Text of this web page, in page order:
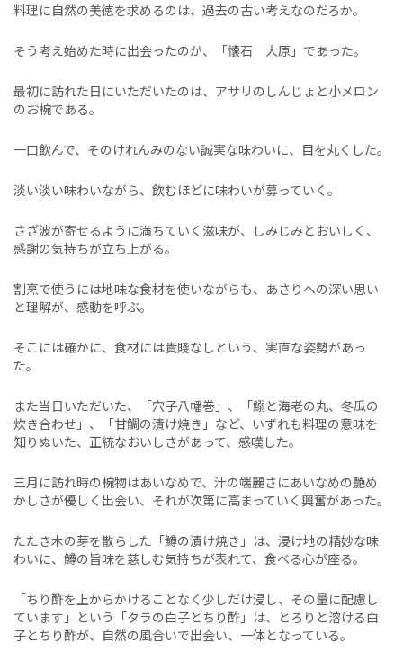
料理に自然の美徳を求めるのは、過去の古い考えなのだろか。
そう考え始めた時に出会ったのが、「懐石 大原」であった。
最初に訪れた日にいただいたのは、アサリのしんじょと小メロン
のお椀である。
一口飲んで、そのけれんみのない誠実な味わいに、目を丸くした。
淡い淡い味わいながら、飲むほどに味わいが募っていく。
さざ波が寄せるように満ちていく滋味が、しみじみとおいしく、
感謝の気持ちが立ち上がる。
割烹で使うには地味な食材を使いながらも、あさりへの深い思い
と理解が、感動を呼ぶ。
そこには確かに、食材には貴賤なしという、実直な姿勢があっ
た。
また当日いただいた、「穴子八幡巻」、「鰯と海老の丸、冬瓜の
炊き合わせ」、「甘鯛の漬け焼き」など、いずれも料理の意味を
知りぬいた、正統なおいしさがあって、感嘆した。
三月に訪れ時の椀物はあいなめで、汁の端麗さにあいなめの艶め
かしさが優しく出会い、それが次第に高まっていく興奮があった。
たたき木の芽を散らした「鱒の漬け焼き」は、浸け地の精妙な味
わいに、鱒の旨味を慈しむ気持ちが表れて、食べる心が座る。
「ちり酢を上からかけることなく少しだけ浸し、その量に配慮し
ています」という「タラの白子とちり酢」は、とろりと溶ける白
子とちり酢が、自然の風合いで出会い、一体となっている。